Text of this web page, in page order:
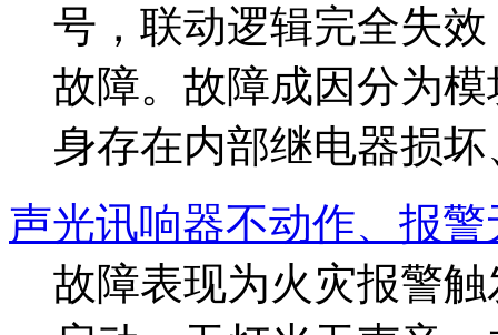
号，联动逻辑完全失
故障。故障成因分为
身存在内部继电器损坏
声光讯响器不动作、报
故障表现为火灾报警